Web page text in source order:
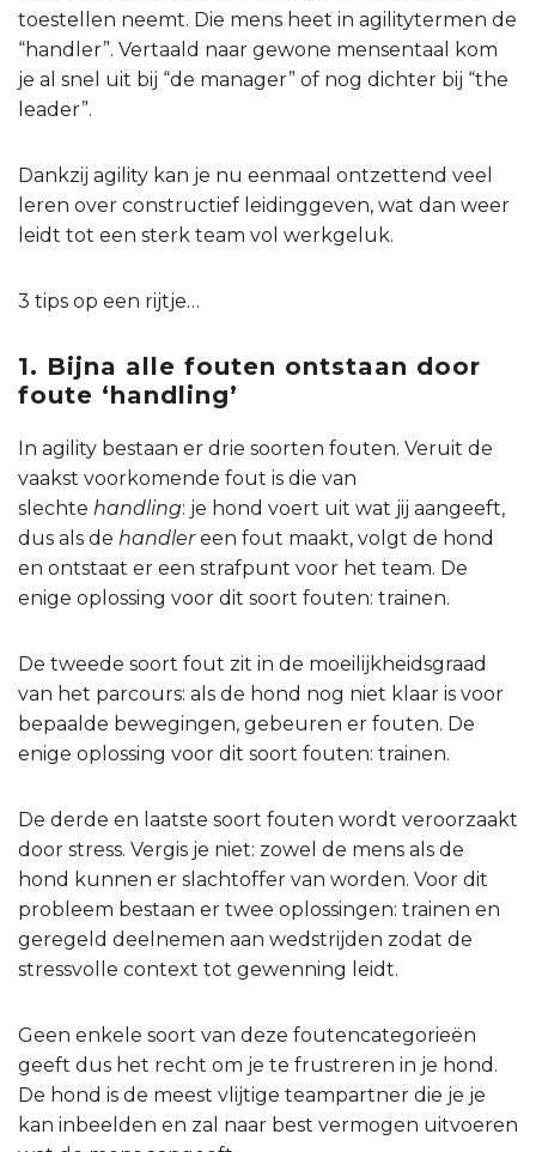
toestellen neemt. Die mens heet in agilitytermen de
“handler”. Vertaald naar gewone mensentaal kom
je al snel uit bij “de manager” of nog dichter bij “the
leader”.
Dankzij agility kan je nu eenmaal ontzettend veel
leren over constructief leidinggeven, wat dan weer
leidt tot een sterk team vol werkgeluk.
3 tips op een rijtje…
1. Bijna alle fouten ontstaan door
foute ‘handling’
In agility bestaan er drie soorten fouten. Veruit de
vaakst voorkomende fout is die van
slechte handling: je hond voert uit wat jij aangeeft,
dus als de handlereen fout maakt, volgt de hond
en ontstaat er een strafpunt voor het team. De
enige oplossing voor dit soort fouten: trainen.
De tweede soort fout zit in de moeilijkheidsgraad
van het parcours: als de hond nog niet klaar is voor
bepaalde bewegingen, gebeuren er fouten. De
enige oplossing voor dit soort fouten: trainen.
De derde en laatste soort fouten wordt veroorzaakt
door stress. Vergis je niet: zowel de mens als de
hond kunnen er slachtoffer van worden. Voor dit
probleem bestaan er twee oplossingen: trainen en
geregeld deelnemen aan wedstrijden zodat de
stressvolle context tot gewenning leidt.
Geen enkele soort van deze foutencategorieën
geeft dus het recht om je te frustreren in je hond.
De hond is de meest vlijtige teampartner die je je
kan inbeelden en zal naar best vermogen uitvoeren